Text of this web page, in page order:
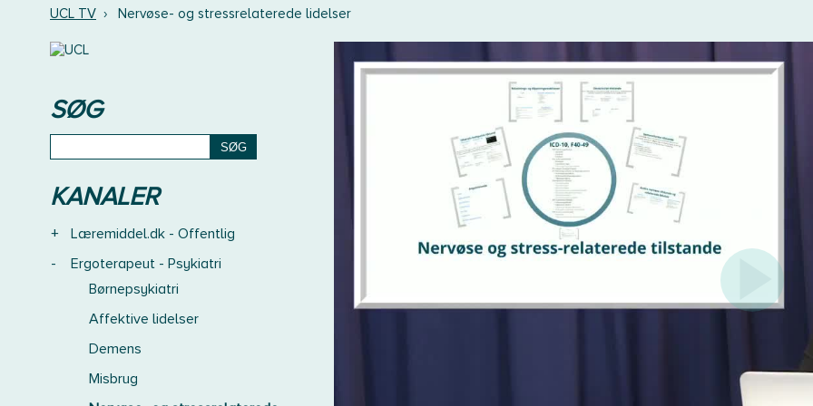
UCL TV › Nervøse- og stressrelaterede lidelser
SØG
KANALER
+
Læremiddel.dk - Offentlig
-
Ergoterapeut - Psykiatri
Børnepsykiatri
Affektive lidelser
Demens
Misbrug